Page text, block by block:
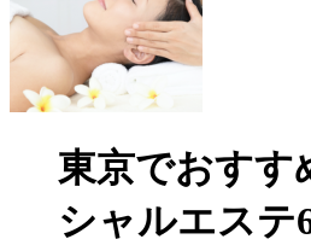
東京でおすす
シャルエス